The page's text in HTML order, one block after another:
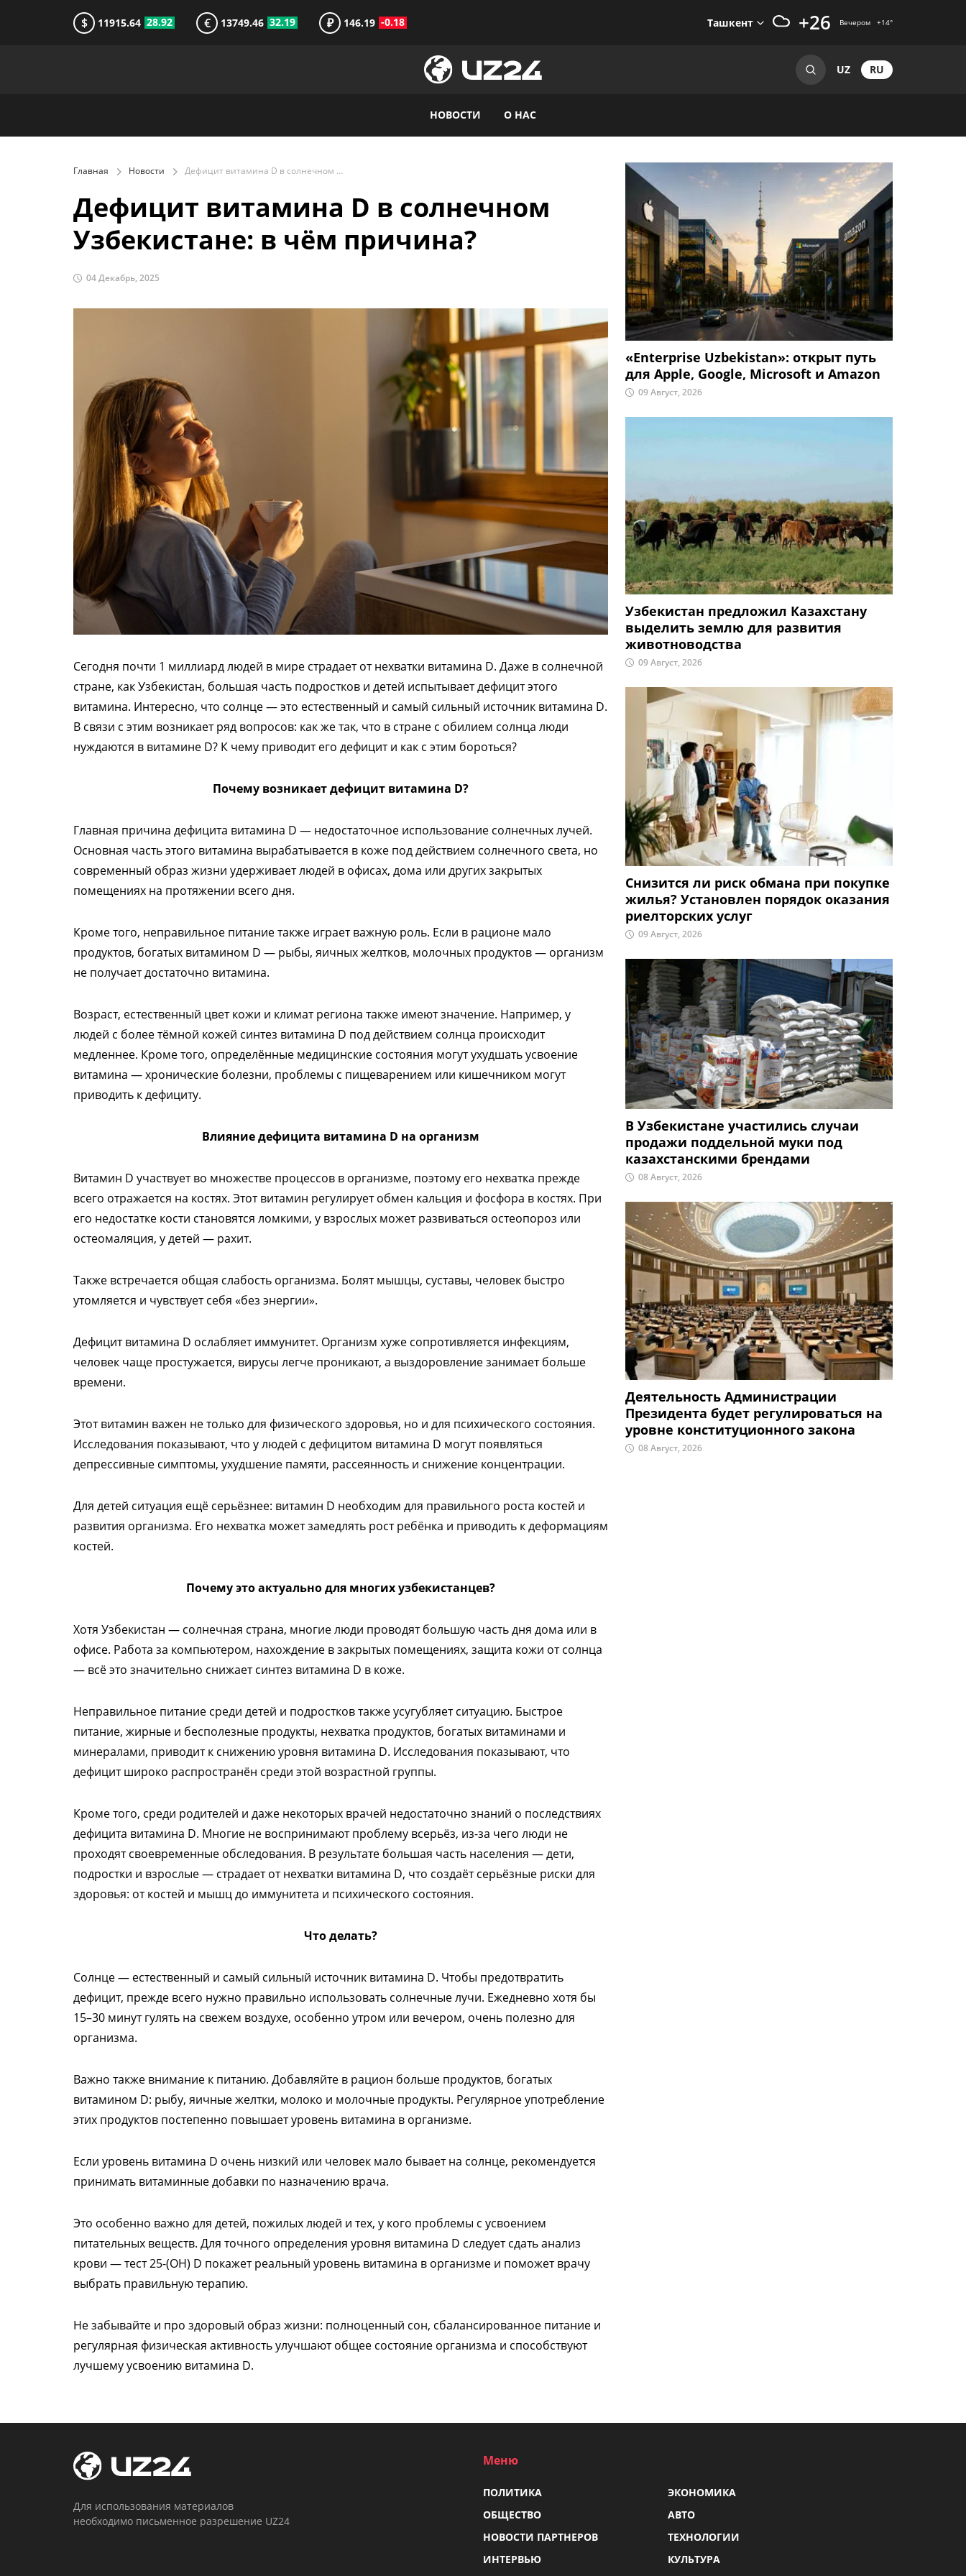
$ 11915.64 28.92 € 13749.46 32.19 ₽ 146.19 -0.18 Ташкент +26 Вечером +14°
UZ RU
НОВОСТИ О НАС
Главная Новости Дефицит витамина D в солнечном Узбекистане: в чём причина?
Дефицит витамина D в солнечном
Узбекистане: в чём причина?
04 Декабрь, 2025
Сегодня почти 1 миллиард людей в мире страдает от нехватки витамина D. Даже в солнечной
стране, как Узбекистан, большая часть подростков и детей испытывает дефицит этого
витамина. Интересно, что солнце — это естественный и самый сильный источник витамина D.
В связи с этим возникает ряд вопросов: как же так, что в стране с обилием солнца люди
нуждаются в витамине D? К чему приводит его дефицит и как с этим бороться?
Почему возникает дефицит витамина D?
Главная причина дефицита витамина D — недостаточное использование солнечных лучей.
Основная часть этого витамина вырабатывается в коже под действием солнечного света, но
современный образ жизни удерживает людей в офисах, дома или других закрытых
помещениях на протяжении всего дня.
Кроме того, неправильное питание также играет важную роль. Если в рационе мало
продуктов, богатых витамином D — рыбы, яичных желтков, молочных продуктов — организм
не получает достаточно витамина.
Возраст, естественный цвет кожи и климат региона также имеют значение. Например, у
людей с более тёмной кожей синтез витамина D под действием солнца происходит
медленнее. Кроме того, определённые медицинские состояния могут ухудшать усвоение
витамина — хронические болезни, проблемы с пищеварением или кишечником могут
приводить к дефициту.
Влияние дефицита витамина D на организм
Витамин D участвует во множестве процессов в организме, поэтому его нехватка прежде
всего отражается на костях. Этот витамин регулирует обмен кальция и фосфора в костях. При
его недостатке кости становятся ломкими, у взрослых может развиваться остеопороз или
остеомаляция, у детей — рахит.
Также встречается общая слабость организма. Болят мышцы, суставы, человек быстро
утомляется и чувствует себя «без энергии».
Дефицит витамина D ослабляет иммунитет. Организм хуже сопротивляется инфекциям,
человек чаще простужается, вирусы легче проникают, а выздоровление занимает больше
времени.
Этот витамин важен не только для физического здоровья, но и для психического состояния.
Исследования показывают, что у людей с дефицитом витамина D могут появляться
депрессивные симптомы, ухудшение памяти, рассеянность и снижение концентрации.
Для детей ситуация ещё серьёзнее: витамин D необходим для правильного роста костей и
развития организма. Его нехватка может замедлять рост ребёнка и приводить к деформациям
костей.
Почему это актуально для многих узбекистанцев?
Хотя Узбекистан — солнечная страна, многие люди проводят большую часть дня дома или в
офисе. Работа за компьютером, нахождение в закрытых помещениях, защита кожи от солнца
— всё это значительно снижает синтез витамина D в коже.
Неправильное питание среди детей и подростков также усугубляет ситуацию. Быстрое
питание, жирные и бесполезные продукты, нехватка продуктов, богатых витаминами и
минералами, приводит к снижению уровня витамина D. Исследования показывают, что
дефицит широко распространён среди этой возрастной группы.
Кроме того, среди родителей и даже некоторых врачей недостаточно знаний о последствиях
дефицита витамина D. Многие не воспринимают проблему всерьёз, из-за чего люди не
проходят своевременные обследования. В результате большая часть населения — дети,
подростки и взрослые — страдает от нехватки витамина D, что создаёт серьёзные риски для
здоровья: от костей и мышц до иммунитета и психического состояния.
Что делать?
Солнце — естественный и самый сильный источник витамина D. Чтобы предотвратить
дефицит, прежде всего нужно правильно использовать солнечные лучи. Ежедневно хотя бы
15–30 минут гулять на свежем воздухе, особенно утром или вечером, очень полезно для
организма.
Важно также внимание к питанию. Добавляйте в рацион больше продуктов, богатых
витамином D: рыбу, яичные желтки, молоко и молочные продукты. Регулярное употребление
этих продуктов постепенно повышает уровень витамина в организме.
Если уровень витамина D очень низкий или человек мало бывает на солнце, рекомендуется
принимать витаминные добавки по назначению врача.
Это особенно важно для детей, пожилых людей и тех, у кого проблемы с усвоением
питательных веществ. Для точного определения уровня витамина D следует сдать анализ
крови — тест 25-(OH) D покажет реальный уровень витамина в организме и поможет врачу
выбрать правильную терапию.
Не забывайте и про здоровый образ жизни: полноценный сон, сбалансированное питание и
регулярная физическая активность улучшают общее состояние организма и способствуют
лучшему усвоению витамина D.
«Enterprise Uzbekistan»: открыт путь
для Apple, Google, Microsoft и Amazon
09 Август, 2026
Узбекистан предложил Казахстану
выделить землю для развития
животноводства
09 Август, 2026
Снизится ли риск обмана при покупке
жилья? Установлен порядок оказания
риелторских услуг
09 Август, 2026
В Узбекистане участились случаи
продажи поддельной муки под
казахстанскими брендами
08 Август, 2026
Деятельность Администрации
Президента будет регулироваться на
уровне конституционного закона
08 Август, 2026
Для использования материалов
необходимо письменное разрешение UZ24
Меню
ПОЛИТИКА
ЭКОНОМИКА
ОБЩЕСТВО
АВТО
НОВОСТИ ПАРТНЕРОВ
ТЕХНОЛОГИИ
ИНТЕРВЬЮ
КУЛЬТУРА